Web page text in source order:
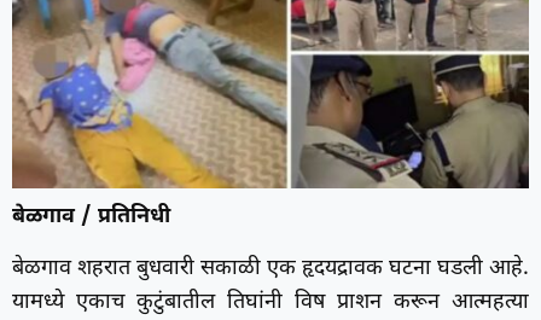
बेळगाव / प्रतिनिधी
बेळगाव शहरात बुधवारी सकाळी एक हृदयद्रावक घटना घडली आहे.
यामध्ये एकाच कुटुंबातील तिघांनी विष प्राशन करून आत्महत्या